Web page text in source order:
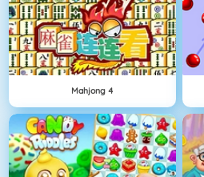
Mahjong 4